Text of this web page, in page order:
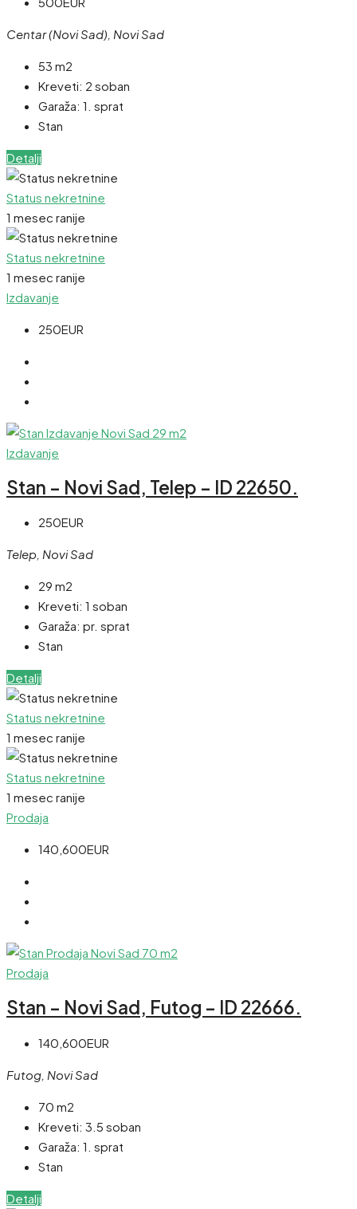
Centar (Novi Sad), Novi Sad
53 m2
Kreveti: 2 soban
Garaža: 1. sprat
Stan
Detalji
Status nekretnine
1 mesec ranije
Status nekretnine
1 mesec ranije
Izdavanje
250EUR
Izdavanje
Stan – Novi Sad, Telep – ID 22650.
250EUR
Telep, Novi Sad
29 m2
Kreveti: 1 soban
Garaža: pr. sprat
Stan
Detalji
Status nekretnine
1 mesec ranije
Status nekretnine
1 mesec ranije
Prodaja
140,600EUR
Prodaja
Stan – Novi Sad, Futog – ID 22666.
140,600EUR
Futog, Novi Sad
70 m2
Kreveti: 3.5 soban
Garaža: 1. sprat
Stan
Detalji